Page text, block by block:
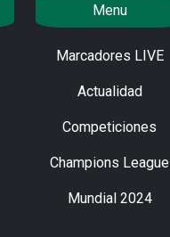
Menu
Marcadores LIVE
Actualidad
Competiciones
Champions League
Mundial 2024